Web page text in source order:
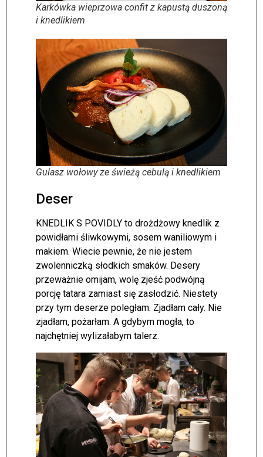
Karkówka wieprzowa confit z kapustą duszoną
i knedlikiem
Gulasz wołowy ze świeżą cebulą i knedlikiem
Deser
KNEDLIK S POVIDLY to drożdżowy knedlik z
powidłami śliwkowymi, sosem waniliowym i
makiem. Wiecie pewnie, że nie jestem
zwolenniczką słodkich smaków. Desery
przeważnie omijam, wolę zjeść podwójną
porcję tatara zamiast się zasłodzić. Niestety
przy tym deserze poległam. Zjadłam cały. Nie
zjadłam, pożarłam. A gdybym mogła, to
najchętniej wylizałabym talerz.